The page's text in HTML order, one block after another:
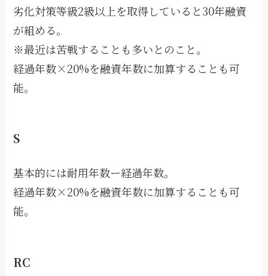
劣化対策等級2級以上を取得していると30年融資
が組める。
※最近は苦戦することも多いとのこと。
経過年数×20%を融資年数に加算することも可
能。
S
基本的には耐用年数ー経過年数。
経過年数×20%を融資年数に加算することも可
能。
RC